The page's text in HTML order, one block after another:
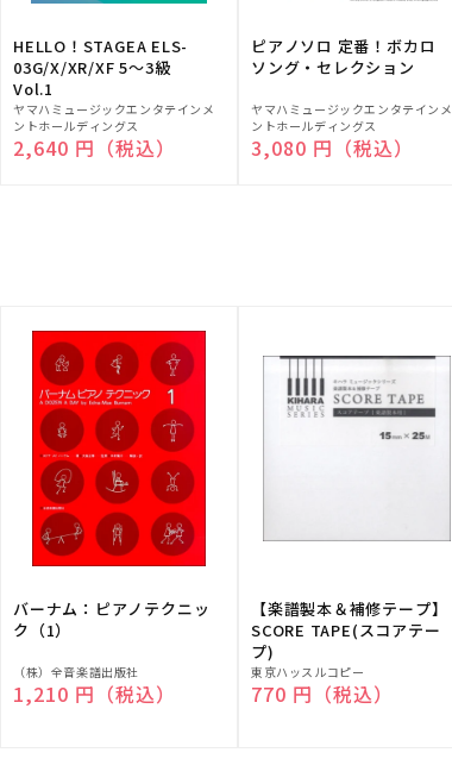
HELLO！STAGEA ELS-
03G/X/XR/XF 5～3級
Vol.1
販
売
元:
ヤマハミュージックエンタテインメ
ントホールディングス
通常価格
2,640 円（税込）
ピアノソロ 定番！ボカロ
ソング・セレクション
販
売
元:
ヤマハミュージックエンタテインメ
ントホールディングス
通常価格
3,080 円（税込）
バーナム：ピアノテクニッ
ク（1）
販
売
（株）全音楽譜出版社
通常価格
1,210 円（税込）
【楽譜製本＆補修テープ】
SCORE TAPE(スコアテー
プ)
販
売
東京ハッスルコピー
通常価格
770 円（税込）